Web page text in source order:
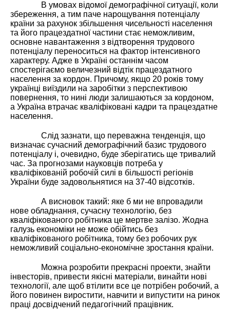
В умовах відомої демографічної ситуації, коли
збереження, а тим паче нарощування потенціалу
країни за рахунок збільшення чисельності населення
та його працездатної частини стає неможливим,
основне навантаження з відтворення трудового
потенціалу переноситься на фактор інтенсивного
характеру. Адже в Україні останнім часом
спостерігаємо величезний відтік працездатного
населення за кордон. Причому, якщо 20 років тому
українці виїздили на заробітки з перспективою
повернення, то нині люди залишаються за кордоном,
а Україна втрачає кваліфіковані кадри та працездатне
населення.
Слід зазнати, що переважна тенденція, що
визначає сучасний демографічний базис трудового
потенціалу і, очевидно, буде зберігатись ще тривалий
час. За прогнозами науковців потреба у
кваліфікованій робочій силі в більшості регіонів
України буде задовольнятися на 37-40 відсотків.
А висновок такий: яке б ми не впровадили
нове обладнання, сучасну технологію, без
кваліфікованого робітника це мертве залізо. Жодна
галузь економіки не може обійтись без
кваліфікованого робітника, тому без робочих рук
неможливий соціально-економічне зростання країни.
Можна розробити прекрасні проекти, знайти
інвесторів, привести якісні матеріали, винайти нові
технології, але щоб втілити все це потрібен робочий, а
його повинен виростити, навчити и випустити на ринок
праці досвідчений педагогічний працівник.